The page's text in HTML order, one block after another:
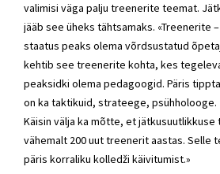
valimisi väga palju treenerite teemat.
jääb see üheks tähtsamaks. «Treenerite
staatus peaks olema võrdsustatud
kehtib see treenerite kohta, kes
peaksidki olema pedagoogid. Päris
on ka taktikuid, strateege, psühholooge.
Käisin välja ka mõtte, et jätkusuutlikkuse
vähemalt 200 uut treenerit aastas. Selle
päris korraliku kolledži käivitumist.»